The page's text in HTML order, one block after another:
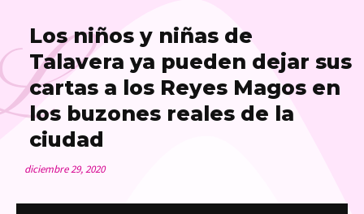
Los niños y niñas de
Talavera ya pueden dejar sus
cartas a los Reyes Magos en
los buzones reales de la
ciudad
diciembre 29, 2020